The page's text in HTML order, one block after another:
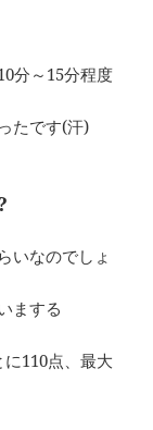
分～15分程度
たです(汗)
いなのでしょ
まする
110点、最大